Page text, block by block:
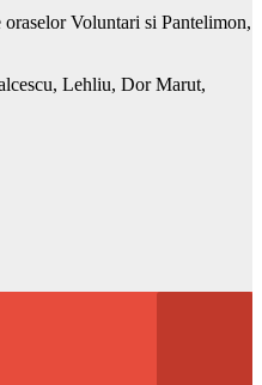
Voluntari si Pantelimon,
Lehliu, Dor Marut,